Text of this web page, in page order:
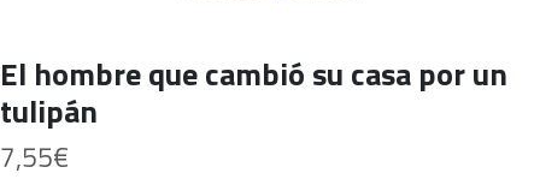
El hombre que cambió su casa por un
tulipán
7,55€